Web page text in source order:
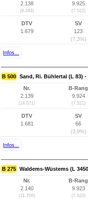
2.138
(9.284)
9.925
(7.522)
DTV
1.679
SV
123
(7,3%)
Infos...
B 500 Sand, Ri. Bühlertal (L 83)
Nr.
2.139
(14.071)
B-Rang
9.924
(7.521)
DTV
1.681
SV
66
(3,9%)
Infos...
B 275 Waldems-Wüstems (L
Nr.
2.140
(11.709)
B-Rang
9.923
(7.520)